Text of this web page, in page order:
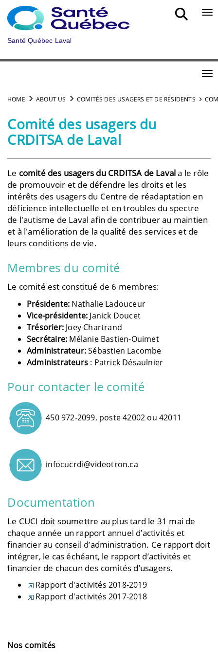
Skip to main content
Santé Québec Laval
HOME ABOUT US COMITÉS DES USAGERS ET DE RÉSIDENTS
Comité des usagers du
CRDITSA de Laval
Le comité des usagers du CRDITSA de Lavala le rôle
de promouvoir et de défendre les droits et les
intérêts des usagers du Centre de réadaptation en
déficience intellectuelle et en troubles du spectre
de l'autisme de Laval afin de contribuer au maintien
et à l'amélioration de la qualité des services et de
leurs conditions de vie.
Membres du comité
Le comité est constitué de 6 membres:
Présidente: Nathalie Ladouceur
Vice-présidente: Janick Doucet
Trésorier: Joey Chartrand
Secrétaire: Mélanie Bastien-Ouimet
Administrateur:Sébastien Lacombe
Administrateurs : Patrick Désaulnier
Pour contacter le comité
450 972-2099, poste 42002 ou 42011
infocucrdi@videotron.ca
Documentation
Le CUCI doit soumettre au plus tard le 31 mai de
chaque année un rapport annuel d’activités et
financier au conseil d’administration. Ce rapport doit
intégrer, le cas échéant, le rapport d’activités et
financier de chacun des comités d’usagers.
Rapport d'activités 2018-2019
Rapport d'activités 2017-2018
Nos comités